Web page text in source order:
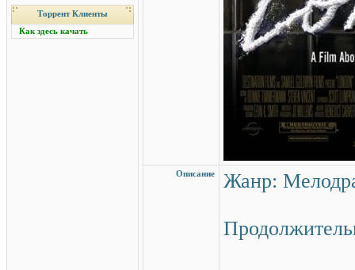
Торрент Клиенты
Как здесь качать
Описание Жанр: